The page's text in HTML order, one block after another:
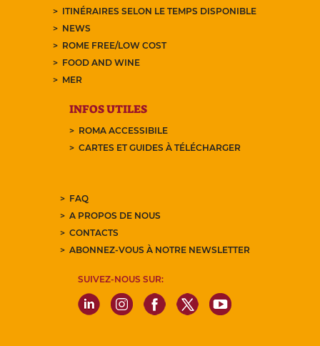
ITINÉRAIRES SELON LE TEMPS DISPONIBLE
NEWS
ROME FREE/LOW COST
FOOD AND WINE
MER
INFOS UTILES
ROMA ACCESSIBILE
CARTES ET GUIDES À TÉLÉCHARGER
FAQ
A PROPOS DE NOUS
CONTACTS
ABONNEZ-VOUS À NOTRE NEWSLETTER
SUIVEZ-NOUS SUR: